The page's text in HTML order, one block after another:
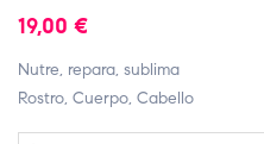
19,00 €
Nutre, repara, sublima
Rostro, Cuerpo, Cabello